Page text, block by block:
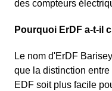
des compteurs
Pourquoi ErDF a-t-il
Le nom d'ErDF
que la distinction
EDF soit plus facile